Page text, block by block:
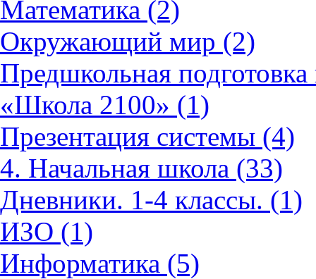
Математика (2)
Окружающий мир (2)
Предшкольная
«Школа 2100» (1)
Презентация системы (4)
4. Начальная школа (33)
Дневники. 1-4 классы. (1)
ИЗО (1)
Информатика (5)